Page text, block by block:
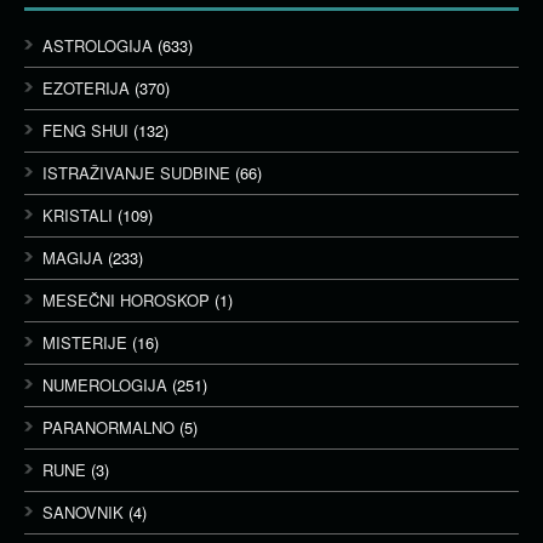
ASTROLOGIJA (633)
EZOTERIJA (370)
FENG SHUI (132)
ISTRAŽIVANJE SUDBINE (66)
KRISTALI (109)
MAGIJA (233)
MESEČNI HOROSKOP (1)
MISTERIJE (16)
NUMEROLOGIJA (251)
PARANORMALNO (5)
RUNE (3)
SANOVNIK (4)